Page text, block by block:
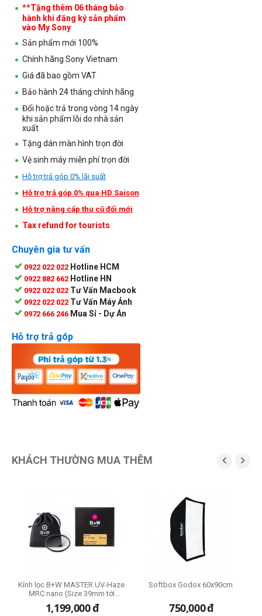
**Tặng thêm 06 tháng bảo
hành khi đăng ký sản phẩm
vào My Sony
Sản phẩm mới 100%
Chính hãng Sony Vietnam
Giá đã bao gồm VAT
Bảo hành 24 tháng chính hãng
Đổi hoặc trả trong vòng 14 ngày
khi sản phẩm lỗi do nhà sản
xuất
Tặng dán màn hình trọn đời
Vệ sinh máy miễn phí trọn đời
Hỗ trợ trả góp 0% lãi suất
Hỗ trợ trả góp 0% qua HD Saison
Hỗ trợ nâng cấp thu cũ đổi mới
Tax refund for tourists
Chuyên gia tư vấn
0922 022 022 Hotline HCM
0922 882 662 Hotline HN
0922 022 022 Tư Vấn Macbook
0922 022 022 Tư Vấn Máy Ảnh
0972 666 246 Mua Sỉ - Dự Án
Hỗ trợ trả góp
KHÁCH THƯỜNG MUA THÊM  
Kính lọc B+W MASTER UV-Haze
MRC nano (Size 39mm tới
95mm)
1,199,000đ
Softbox Godox 60x90cm
750,000đ